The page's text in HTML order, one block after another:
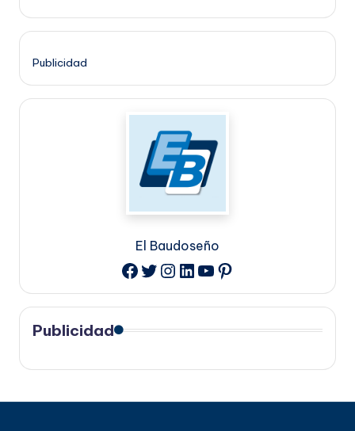
Publicidad
El Baudoseño
Facebook
Twitter
Instagram
LinkedIn
YouTube
Pinterest
Publicidad